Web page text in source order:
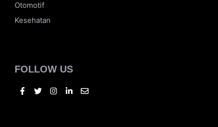
Otomotif
Kesehatan
FOLLOW US